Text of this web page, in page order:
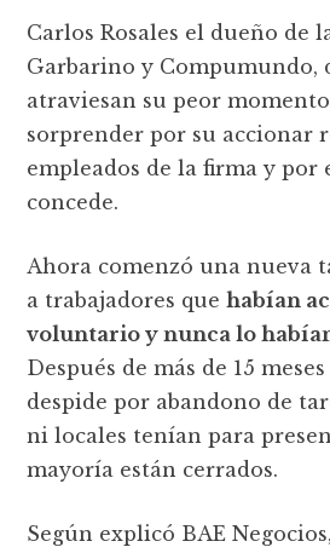
Carlos Rosales el dueño de
Garbarino y Compumundo,
atraviesan su peor
sorprender por su accionar
empleados de la firma y por
concede.
Ahora comenzó una nueva
a trabajadores quehabían
voluntario y nunca lo
Después de más de 15
despide por abandono de
ni locales tenían para
mayoría están cerrados.
Según explicó BAE Negocios,